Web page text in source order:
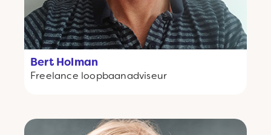
Bert Holman
Freelance loopbaanadviseur